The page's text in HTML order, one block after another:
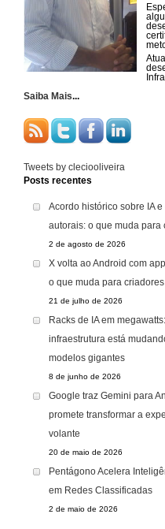
Saiba Mais...
Tweets by cleciooliveira
Posts recentes
Acordo histórico sobre IA
autorais: o que muda para
2 de agosto de 2026
X volta ao Android com
o que muda para
21 de julho de 2026
Racks de IA em
infraestrutura está
modelos gigantes
8 de junho de 2026
Google traz Gemini para
promete transformar a
volante
20 de maio de 2026
Pentágono Acelera
em Redes Classificadas
2 de maio de 2026